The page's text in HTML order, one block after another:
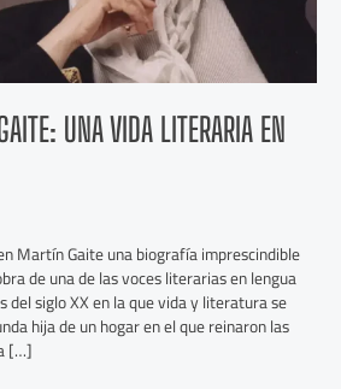
UNA VIDA LITERARIA EN
Martín Gaite una biografía imprescindible
de una de las voces literarias en lengua
siglo XX en la que vida y literatura se
hija de un hogar en el que reinaron las
[…]